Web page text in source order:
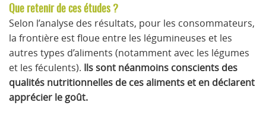
Que retenir de ces études ?
Selon l’analyse des résultats, pour les consommateurs,
la frontière est floue entre les légumineuses et les
autres types d’aliments (notamment avec les légumes
et les féculents). Ils sont néanmoins conscients des
qualités nutritionnelles de ces aliments et en déclarent
apprécier le goût.